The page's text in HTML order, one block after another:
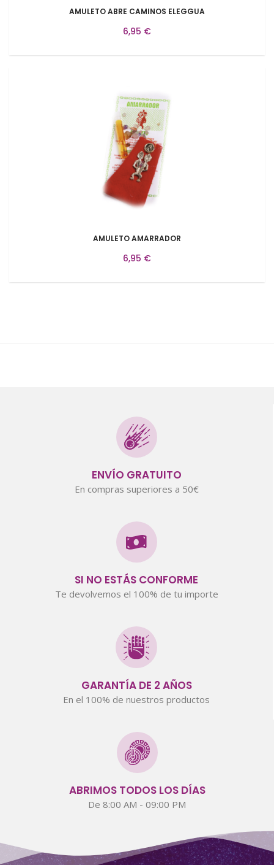
AMULETO ABRE CAMINOS ELEGGUA
6,95 €
AMULETO AMARRADOR
6,95 €
ENVÍO GRATUITO
En compras superiores a 50€
SI NO ESTÁS CONFORME
Te devolvemos el 100% de tu importe
GARANTÍA DE 2 AÑOS
En el 100% de nuestros productos
ABRIMOS TODOS LOS DÍAS
De 8:00 AM - 09:00 PM